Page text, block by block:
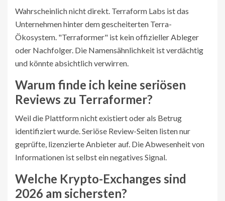
Wahrscheinlich nicht direkt. Terraform Labs ist das
Unternehmen hinter dem gescheiterten Terra-
Ökosystem. "Terraformer" ist kein offizieller Ableger
oder Nachfolger. Die Namensähnlichkeit ist verdächtig
und könnte absichtlich verwirren.
Warum finde ich keine seriösen
Reviews zu Terraformer?
Weil die Plattform nicht existiert oder als Betrug
identifiziert wurde. Seriöse Review-Seiten listen nur
geprüfte, lizenzierte Anbieter auf. Die Abwesenheit von
Informationen ist selbst ein negatives Signal.
Welche Krypto-Exchanges sind
2026 am sichersten?